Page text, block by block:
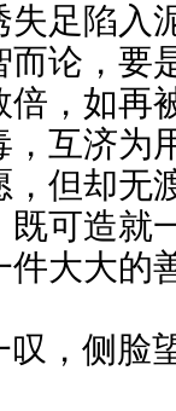
失足陷入
而论，要
，如再
，互济为
，但却无
既可造就
大大的
，侧脸